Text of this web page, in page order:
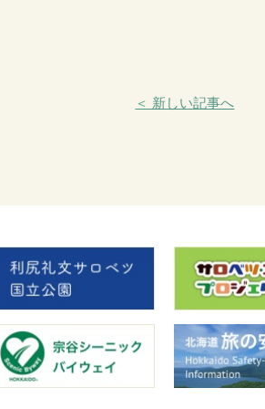
＜ 新しい記事へ